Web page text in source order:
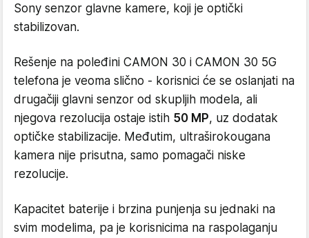
Sony senzor glavne kamere, koji je optički
stabilizovan.
Rešenje na poleđini CAMON 30 i CAMON 30 5G
telefona je veoma slično - korisnici će se oslanjati na
drugačiji glavni senzor od skupljih modela, ali
njegova rezolucija ostaje istih 50 MP, uz dodatak
optičke stabilizacije. Međutim, ultraširokougana
kamera nije prisutna, samo pomagači niske
rezolucije.
Kapacitet baterije i brzina punjenja su jednaki na
svim modelima, pa je korisnicima na raspolaganju